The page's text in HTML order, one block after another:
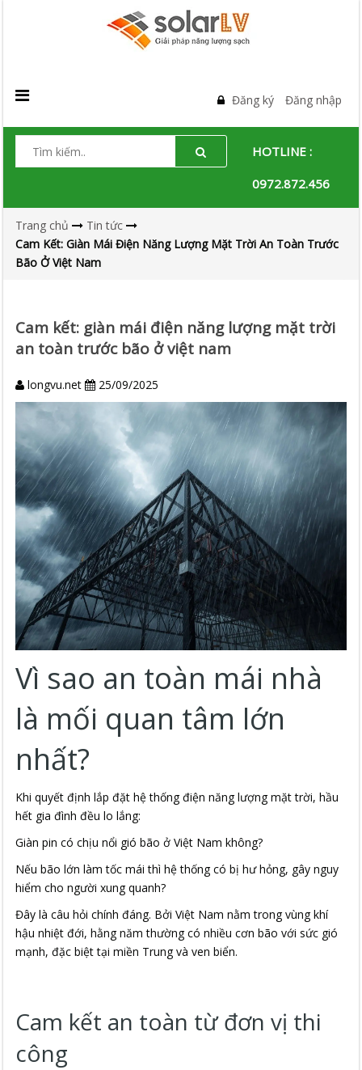
Đăng ký Đăng nhập
HOTLINE :
0972.872.456
Trang chủ
Tin tức
Cam Kết: Giàn Mái Điện Năng Lượng Mặt Trời An Toàn Trước
Bão Ở Việt Nam
Cam kết: giàn mái điện năng lượng mặt trời
an toàn trước bão ở việt nam
longvu.net 25/09/2025
Vì sao an toàn mái nhà
là mối quan tâm lớn
nhất?
Khi quyết định lắp đặt hệ thống điện năng lượng mặt trời, hầu
hết gia đình đều lo lắng:
Giàn pin có chịu nổi gió bão ở Việt Nam không?
Nếu bão lớn làm tốc mái thì hệ thống có bị hư hỏng, gây nguy
hiểm cho người xung quanh?
Đây là câu hỏi chính đáng. Bởi Việt Nam nằm trong vùng khí
hậu nhiệt đới, hằng năm thường có nhiều cơn bão với sức gió
mạnh, đặc biệt tại miền Trung và ven biển.
Cam kết an toàn từ đơn vị thi
công